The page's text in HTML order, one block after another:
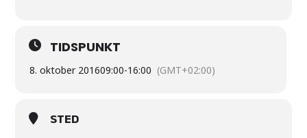
TIDSPUNKT
8. oktober 201609:00-16:00 (GMT+02:00)
STED